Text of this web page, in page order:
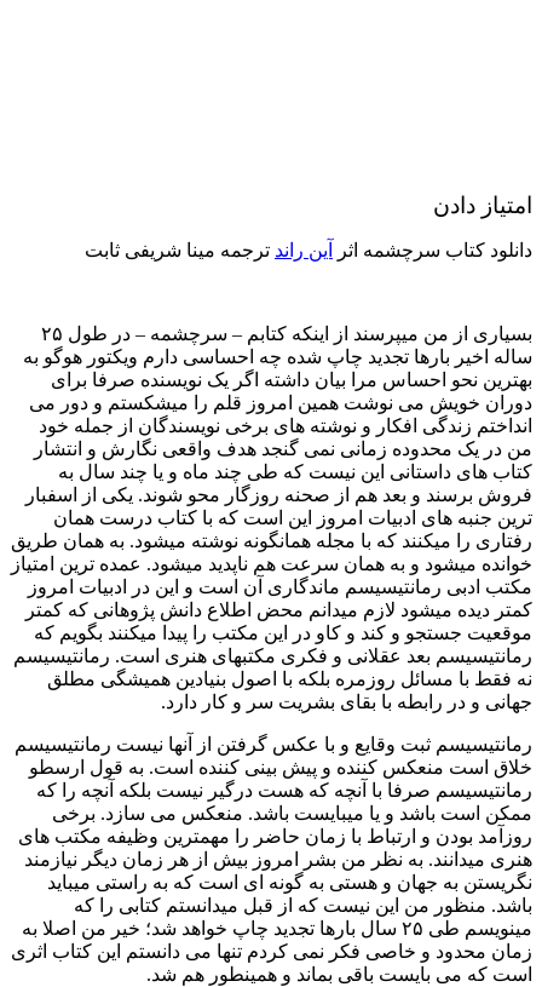
امتیاز دادن
دانلود کتاب سرچشمه اثر آین راند ترجمه مینا شریفی ثابت
بسیاری از من میپرسند از اینکه کتابم – سرچشمه – در طول ۲۵
ساله اخیر بارها تجدید چاپ شده چه احساسی دارم ویکتور هوگو به
بهترین نحو احساس مرا بیان داشته اگر یک نویسنده صرفا برای
دوران خویش می نوشت همین امروز قلم را میشکستم و دور می
انداختم زندگی افکار و نوشته های برخی نویسندگان از جمله خود
من در یک محدوده زمانی نمی گنجد هدف واقعی نگارش و انتشار
کتاب های داستانی این نیست که طی چند ماه و یا چند سال به
فروش برسند و بعد هم از صحنه روزگار محو شوند. یکی از اسفبار
ترین جنبه های ادبیات امروز این است که با کتاب درست همان
رفتاری را میکنند که با مجله همانگونه نوشته میشود. به همان طریق
خوانده میشود و به همان سرعت هم ناپدید میشود. عمده ترین امتیاز
مکتب ادبی رمانتیسیسم ماندگاری آن است و این در ادبیات امروز
کمتر دیده میشود لازم میدانم محض اطلاع دانش پژوهانی که کمتر
موقعیت جستجو و کند و کاو در این مکتب را پیدا میکنند بگویم که
رمانتیسیسم بعد عقلانی و فکری مکتبهای هنری است. رمانتیسیسم
نه فقط با مسائل روزمره بلکه با اصول بنیادین همیشگی مطلق
جهانی و در رابطه با بقای بشریت سر و کار دارد.
رمانتیسیسم ثبت وقایع و با عکس گرفتن از آنها نیست رمانتیسیسم
خلاق است منعکس کننده و پیش بینی کننده است. به قول ارسطو
رمانتیسیسم صرفا با آنچه که هست درگیر نیست بلکه آنچه را که
ممکن است باشد و یا میبایست باشد. منعکس می سازد. برخی
روزآمد بودن و ارتباط با زمان حاضر را مهمترین وظیفه مکتب های
هنری میدانند. به نظر من بشر امروز بیش از هر زمان دیگر نیازمند
نگریستن به جهان و هستی به گونه ای است که به راستی میباید
باشد. منظور من این نیست که از قبل میدانستم کتابی را که
مینویسم طی ۲۵ سال بارها تجدید چاپ خواهد شد؛ خیر من اصلا به
زمان محدود و خاصی فکر نمی کردم تنها می دانستم این کتاب اثری
است که می بایست باقی بماند و همینطور هم شد.